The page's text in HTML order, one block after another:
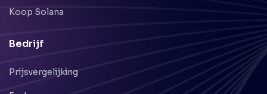
Koop Solana
Bedrijf
Prijsvergelijking